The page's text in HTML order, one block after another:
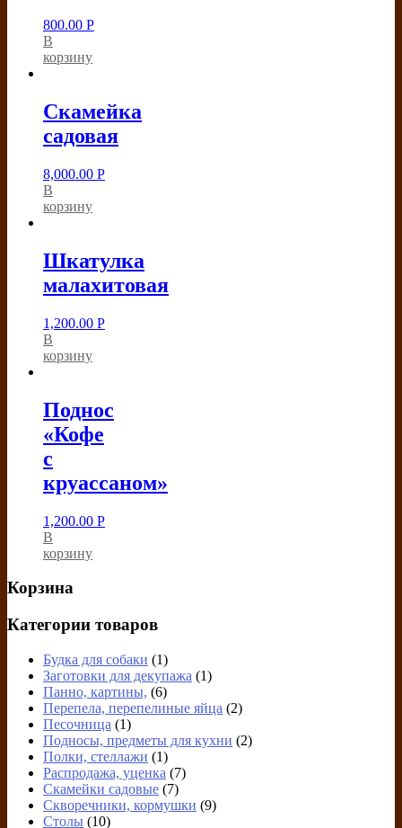
800.00 Р
В
корзину
Скамейка
садовая
8,000.00 Р
В
корзину
Шкатулка
малахитовая
1,200.00 Р
В
корзину
Поднос
«Кофе
с
круассаном»
1,200.00 Р
В
корзину
Корзина
Категории товаров
Будка для собаки (1)
Заготовки для декупажа (1)
Панно, картины, (6)
Перепела, перепелиные яйца (2)
Песочница (1)
Подносы, предметы для кухни (2)
Полки, стеллажи (1)
Распродажа, уценка (7)
Скамейки садовые (7)
Скворечники, кормушки (9)
Столы (10)